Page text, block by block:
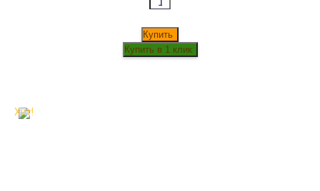
Купить
Хит!